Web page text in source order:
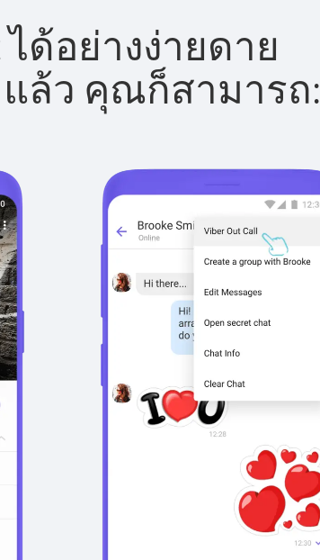
ด้อย่างง่ายดาย
ล้ว คุณก็สามารถ: